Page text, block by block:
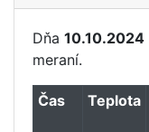
Dňa 10.10.2024
meraní.
Čas Teplota